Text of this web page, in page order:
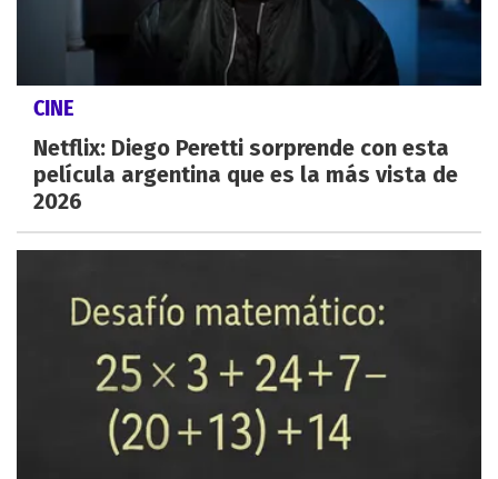
CINE
Netflix: Diego Peretti sorprende con esta
película argentina que es la más vista de
2026